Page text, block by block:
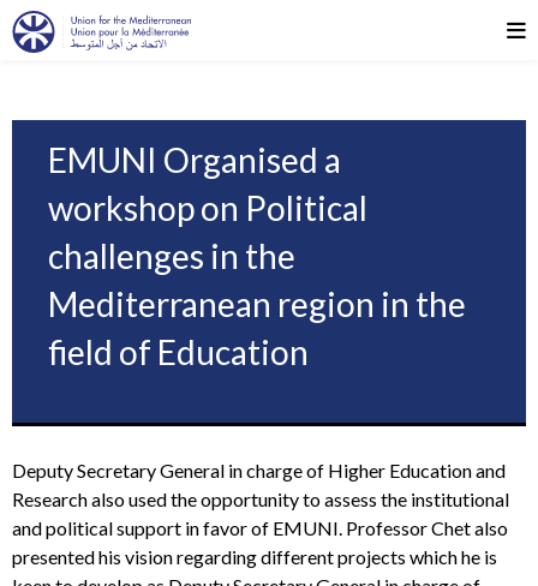
EMUNI Organised a
workshop on Political
challenges in the
Mediterranean region in the
field of Education
Deputy Secretary General in charge of Higher Education and
Research also used the opportunity to assess the institutional
and political support in favor of EMUNI. Professor Chet also
presented his vision regarding different projects which he is